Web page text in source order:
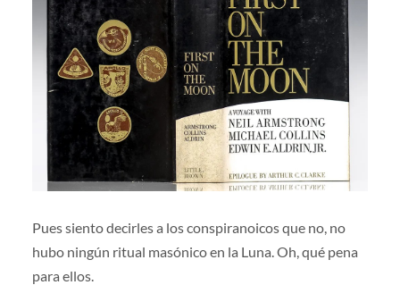
Pues siento decirles a los conspiranoicos que no, no
hubo ningún ritual masónico en la Luna. Oh, qué pena
para ellos.